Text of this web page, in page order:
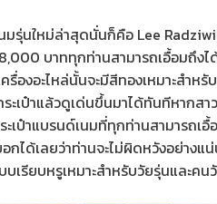
มรุ่นใหม่ล่าสุดนั่นก็คือ Lee
บาททุกท่านสามารถเอื้อมถึง
รื่องอะไหล่นั้นจะมีสีทองเหมาะสำห
ะเป๋าแล้วดูเด่นขึ้นมาได้ทันทีหากส
เป๋าแบรนด์เนมที่ทุกท่านสามารถเ
ได้เลยว่าท่านจะไม่ผิดหวังอย่างแ
เรียบหรูเหมาะสำหรับวัยรุ่นและคน